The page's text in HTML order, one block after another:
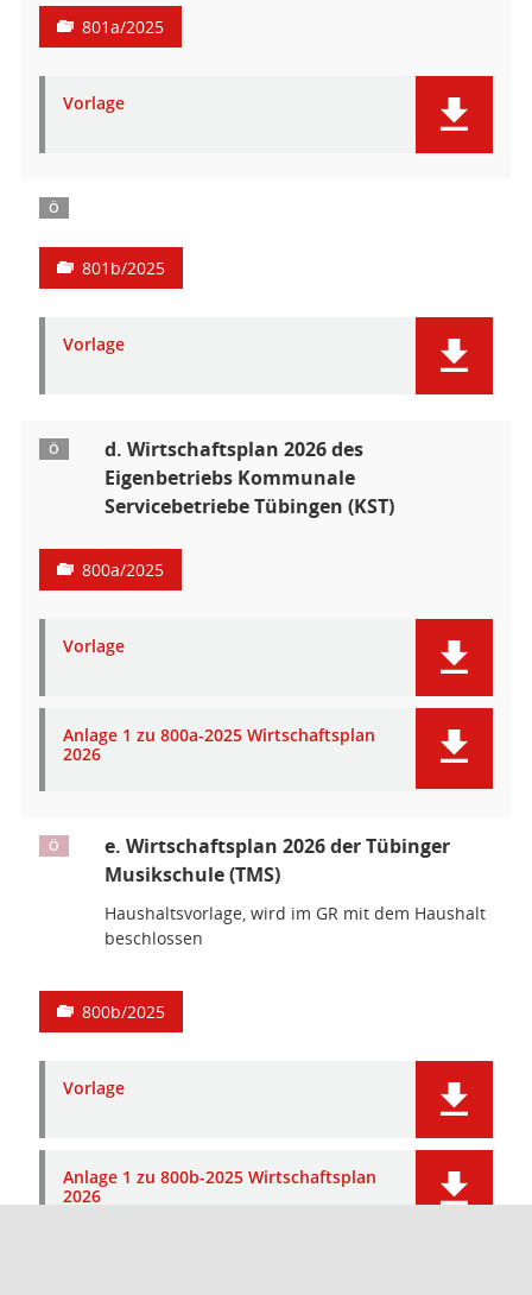
801a/2025
Vorlage
Ö
801b/2025
Vorlage
Ö
d. Wirtschaftsplan 2026 des
Eigenbetriebs Kommunale
Servicebetriebe Tübingen (KST)
800a/2025
Vorlage
Anlage 1 zu 800a-2025 Wirtschaftsplan
2026
Ö
e. Wirtschaftsplan 2026 der Tübinger
Musikschule (TMS)
Haushaltsvorlage, wird im GR mit dem Haushalt
beschlossen
800b/2025
Vorlage
Anlage 1 zu 800b-2025 Wirtschaftsplan
2026